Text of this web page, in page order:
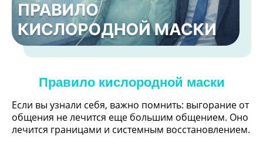
Правило кислородной маски
Если вы узнали себя, важно помнить: выгорание от
общения не лечится еще большим общением. Оно
лечится границами и системным восстановлением.